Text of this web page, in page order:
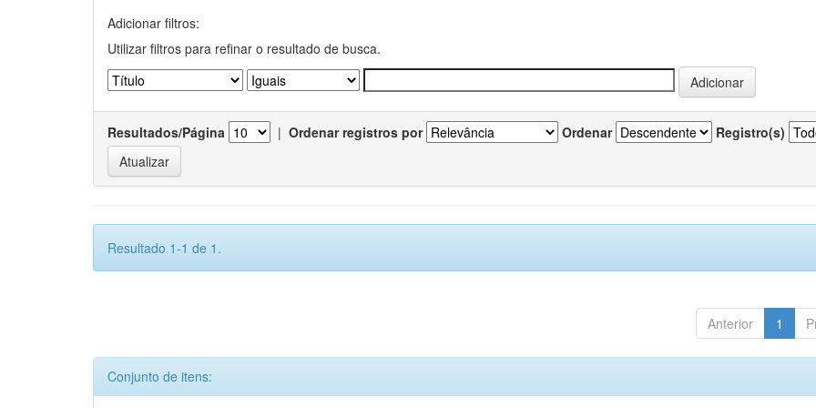
Adicionar filtros:
Utilizar filtros para refinar o resultado de busca.
Resultados/Página | Ordenar registros por Ordenar Registro(s)
Resultado 1-1 de 1.
Anterior 1
Conjunto de itens: